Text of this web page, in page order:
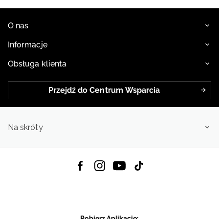
O nas
Informacje
Obsługa klienta
Przejdź do Centrum Wsparcia
Na skróty